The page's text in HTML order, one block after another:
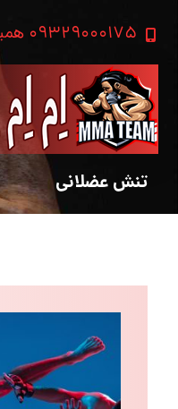
۰۹۳۲۹۰۰۰۱۷۵ همین امروز شروع کنید
تنش عضلانی